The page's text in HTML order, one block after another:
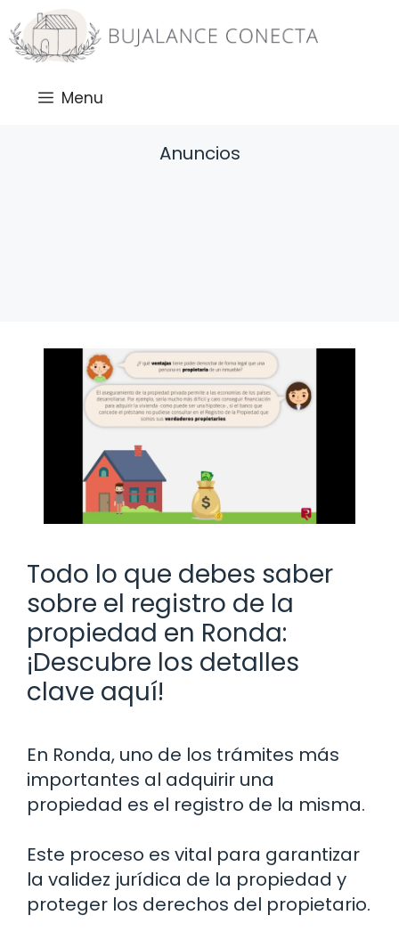
Saltar
al
contenido
Menu
Anuncios
Todo lo que debes saber
sobre el registro de la
propiedad en Ronda:
¡Descubre los detalles
clave aquí!
En Ronda, uno de los trámites más
importantes al adquirir una
propiedad es el registro de la misma.
Este proceso es vital para garantizar
la validez jurídica de la propiedad y
proteger los derechos del propietario.